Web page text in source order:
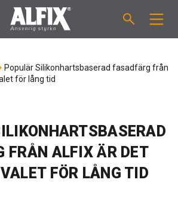
"Mix"
Populär Silikonhartsbaserad fasadfärg från
för lång tid
FRÅN ALFIX ÄR DET
FÖR LÅNG TID